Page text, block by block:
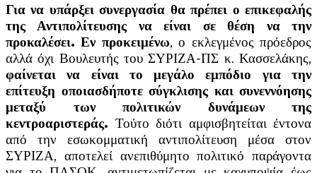
Για να υπάρξει συνεργασία θα πρέπει ο επικεφαλής
της Αντιπολίτευσης να είναι σε θέση να την
προκαλέσει. Εν προκειμένω, ο εκλεγμένος πρόεδρος
αλλά όχι Βουλευτής του ΣΥΡΙΖΑ-ΠΣ κ. Κασσελάκης,
φαίνεται να είναι το μεγάλο εμπόδιο για την
επίτευξη οποιασδήποτε σύγκλισης και συνεννόησης
μεταξύ των πολιτικών δυνάμεων της
κεντροαριστεράς. Τούτο διότι αμφισβητείται έντονα
από την εσωκομματική αντιπολίτευση μέσα στον
ΣΥΡΙΖΑ, αποτελεί ανεπιθύμητο πολιτικό παράγοντα